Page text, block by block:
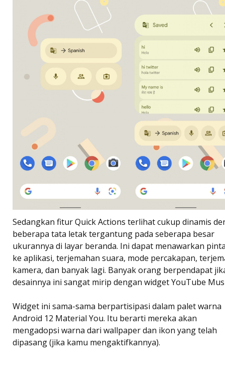
Sedangkan fitur Quick Actions terlihat cukup dinamis
beberapa tata letak tergantung pada seberapa besar
ukurannya di layar beranda. Ini dapat menawarkan
ke aplikasi, terjemahan suara, mode percakapan,
kamera, dan banyak lagi. Banyak orang berpendapat
desainnya ini sangat mirip dengan widget YouTube
Widget ini sama-sama berpartisipasi dalam palet warna
Android 12 Material You. Itu berarti mereka akan
mengadopsi warna dari wallpaper dan ikon yang telah
dipasang (jika kamu mengaktifkannya).